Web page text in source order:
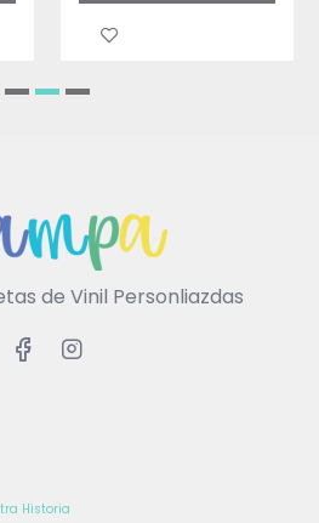
de Vinil Personliazdas
Historia